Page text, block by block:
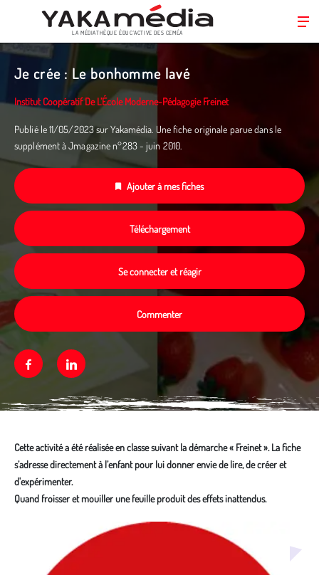
Aller
principal
LA MÉDIATHÈQUE ÉDUC’ACTIVE DES CEMÉA
Je crée : Le bonhomme lavé
Institut Coopératif De L’École Moderne-Pédagogie Freinet
Publié le 11/05/2023 sur Yakamédia. Une fiche originale parue dans le
supplément à Jmagazine n°283 - juin 2010.
Ajouter à mes fiches
Téléchargement
Se connecter et réagir
Commenter
FacebookLinkedin
Cette activité a été réalisée en classe suivant la démarche « Freinet ». La fiche
s’adresse directement à l’enfant pour lui donner envie de lire, de créer et
d'expérimenter.
Quand froisser et mouiller une feuille produit des effets inattendus.